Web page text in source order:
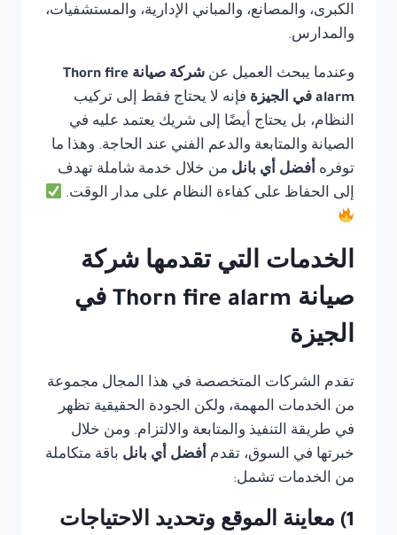
الكبرى، والمصانع، والمباني الإدارية، والمستشفيات،
والمدارس.
وعندما يبحث العميل عن
شركة صيانة Thorn fire
alarm في الجيزة
فإنه لا يحتاج فقط إلى تركيب
النظام، بل يحتاج أيضًا إلى شريك يعتمد عليه في
الصيانة والمتابعة والدعم الفني عند الحاجة. وهذا ما
توفره أفضل أي بانل من خلال خدمة شاملة تهدف
إلى الحفاظ على كفاءة النظام على مدار الوقت.
الخدمات التي تقدمها شركة
صيانة Thorn fire alarm في
الجيزة
تقدم الشركات المتخصصة في هذا المجال مجموعة
من الخدمات المهمة، ولكن الجودة الحقيقية تظهر
في طريقة التنفيذ والمتابعة والالتزام. ومن خلال
خبرتها في السوق، تقدم أفضل أي بانل باقة متكاملة
من الخدمات تشمل:
1) معاينة الموقع وتحديد الاحتياجات